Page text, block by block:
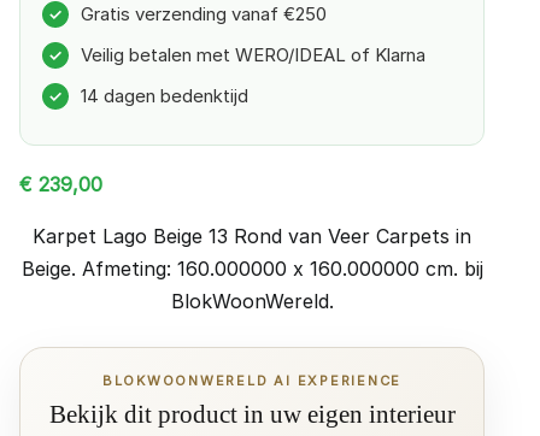
✓ Gratis verzending vanaf €250
✓ Veilig betalen met WERO/IDEAL of Klarna
✓ 14 dagen bedenktijd
€ 239,00
Karpet Lago Beige 13 Rond van Veer Carpets in
Beige. Afmeting: 160.000000 x 160.000000 cm. bij
BlokWoonWereld.
BLOKWOONWERELD AI EXPERIENCE
Bekijk dit product in uw eigen interieur